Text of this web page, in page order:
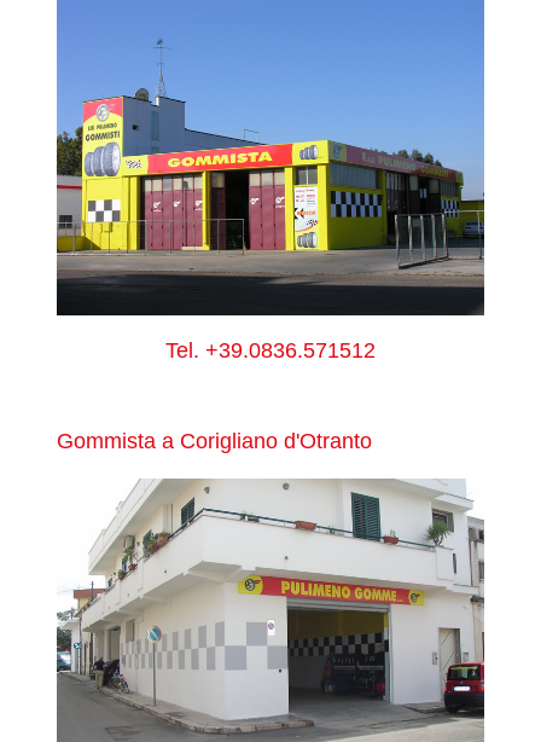
Tel. +39.0836.571512
Gommista a Corigliano d'Otranto